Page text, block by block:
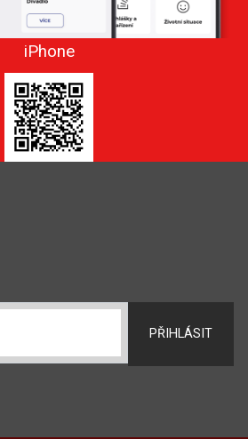
iPhone
PŘIHLÁSIT